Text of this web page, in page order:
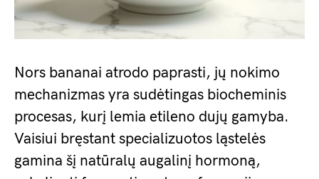
Nors bananai atrodo paprasti, jų nokimo
mechanizmas yra sudėtingas biocheminis
procesas, kurį lemia etileno dujų gamyba.
Vaisiui bręstant specializuotos ląstelės
gamina šį natūralų augalinį hormoną,